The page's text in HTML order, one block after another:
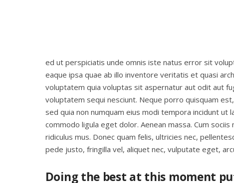
ed ut perspiciatis unde omnis iste natus error sit
eaque ipsa quae ab illo inventore veritatis et quasi
voluptatem quia voluptas sit aspernatur aut odit aut
voluptatem sequi nesciunt. Neque porro quisquam
sed quia non numquam eius modi tempora incidunt
commodo ligula eget dolor. Aenean massa. Cum
ridiculus mus. Donec quam felis, ultricies nec,
pede justo, fringilla vel, aliquet nec, vulputate eget,
Doing the best at this moment